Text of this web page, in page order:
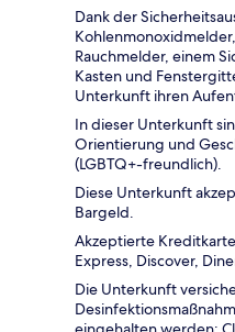
Dank der
Rauchmelder, einem
Kasten und
Unterkunft ihren
In dieser Unterkunft
Orientierung und
(LGBTQ+-freundlich).
Diese Unterkunft
Bargeld.
Akzeptierte
Express, Discover,
Die Unterkunft